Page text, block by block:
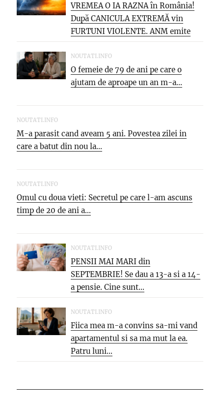
VREMEA O IA RAZNA în România!
După CANICULA EXTREMĂ vin
FURTUNI VIOLENTE. ANM emite
NOI...
NOUTATI.INFO
O femeie de 79 de ani pe care o
ajutam de aproape un an m-a...
NOUTATI.INFO
M-a parasit cand aveam 5 ani. Povestea zilei in
care a batut din nou la...
NOUTATI.INFO
Omul cu doua vieti: Secretul pe care l-am ascuns
timp de 20 de ani a...
NOUTATI.INFO
PENSII MAI MARI din
SEPTEMBRIE! Se dau a 13-a si a 14-
a pensie. Cine sunt...
NOUTATI.INFO
Fiica mea m-a convins sa-mi vand
apartamentul si sa ma mut la ea.
Patru luni...